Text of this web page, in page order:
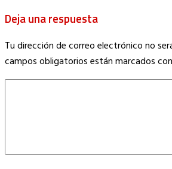
Deja una respuesta
Tu dirección de correo electrónico no
campos obligatorios están marcados con